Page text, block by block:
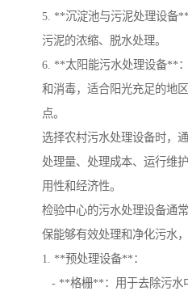
5. **沉淀池与污泥处理设备
污泥的浓缩、脱水处理。
6. **太阳能污水处理设备**
和消毒，适合阳光充足的地
点。
选择农村污水处理设备时，
处理量、处理成本、运行维
用性和经济性。
检验中心的污水处理设备通
保能够有效处理和净化污水
1. **预处理设备**：
- **格栅**：用于去除污水